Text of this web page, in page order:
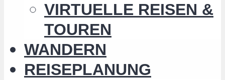
VIRTUELLE REISEN &
TOUREN
WANDERN
REISEPLANUNG